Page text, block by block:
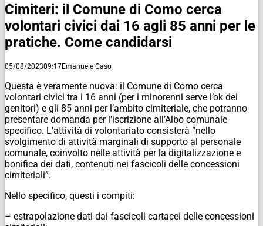
Cimiteri: il Comune di Como cerca
volontari civici dai 16 agli 85 anni per le
pratiche. Come candidarsi
05/08/202309:17Emanuele Caso
Questa è veramente nuova: il Comune di Como cerca
volontari civici tra i 16 anni (per i minorenni serve l’ok dei
genitori) e gli 85 anni per l’ambito cimiteriale, che potranno
presentare domanda per l’iscrizione all’Albo comunale
specifico. L’attività di volontariato consisterà “nello
svolgimento di attività marginali di supporto al personale
comunale, coinvolto nelle attività per la digitalizzazione e
bonifica dei dati, contenuti nei fascicoli delle concessioni
cimiteriali”.
Nello specifico, questi i compiti:
– estrapolazione dati dai fascicoli cartacei delle concessioni